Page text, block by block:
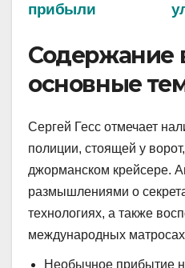
прибыли
Содержание
основные
Сергей Гесс отмечает
полиции, стоящей у
джорманском крейсере.
размышлениями о
технологиях, а также
международных
Необычное прибытие